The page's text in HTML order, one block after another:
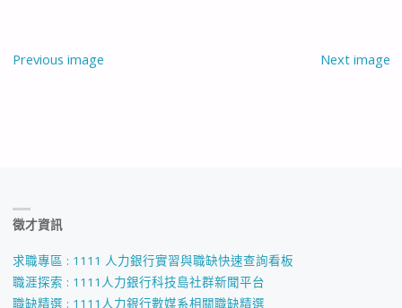
Previous image Next image
徵才資訊
求職專區 : 1111 人力銀行實習與職缺快速查詢看板
職涯探索 : 1111人力銀行科技島社群新聞平台
職缺精選 : 1111人力銀行數媒系相關職缺精選